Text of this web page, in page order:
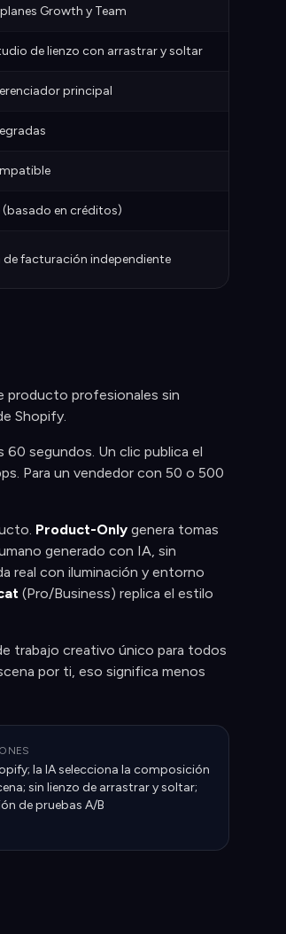
Growth y Team
de lienzo con arrastrar y soltar
principal
(basado en créditos)
de facturación independiente
producto profesionales sin
Shopify.
segundos. Un clic publica el
Para un vendedor con 50 o 500
Product-Only genera tomas
generado con IA, sin
real con iluminación y entorno
(Pro/Business) replica el estilo
trabajo creativo único para todos
por ti, eso significa menos
la IA selecciona la composición
sin lienzo de arrastrar y soltar;
de pruebas A/B